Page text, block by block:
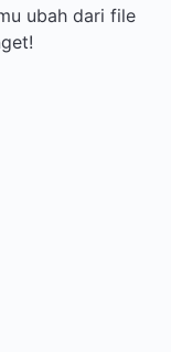
ubah dari file